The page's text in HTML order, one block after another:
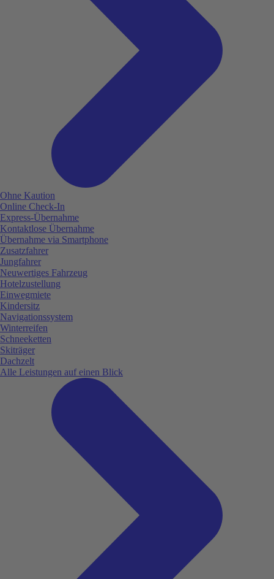
Ohne Kaution
Online Check-In
Express-Übernahme
Kontaktlose Übernahme
Übernahme via Smartphone
Zusatzfahrer
Jungfahrer
Neuwertiges Fahrzeug
Hotelzustellung
Einwegmiete
Kindersitz
Navigationssystem
Winterreifen
Schneeketten
Skiträger
Dachzelt
Alle Leistungen auf einen Blick